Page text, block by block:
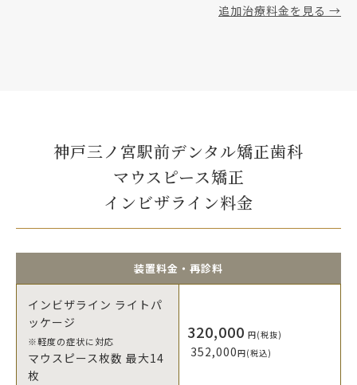
追加治療料金を見る →
神戸三ノ宮駅前デンタル矯正歯科
マウスピース矯正
インビザライン料金
装置料金・再診料
インビザライン ライトパ
ッケージ
※軽度の症状に対応
マウスピース枚数 最大14
枚
320,000 円(税抜)
352,000円(税込)